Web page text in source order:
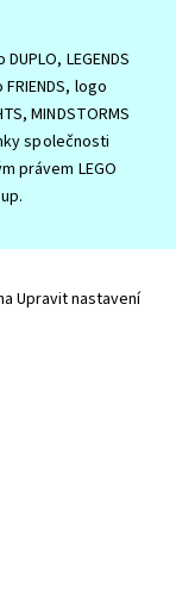
LEGENDS
logo
MINDSTORMS
společnosti
právem LEGO
Upravit nastavení